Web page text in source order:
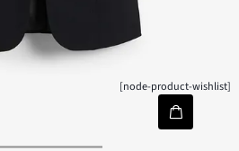
[node-product-wishlist]